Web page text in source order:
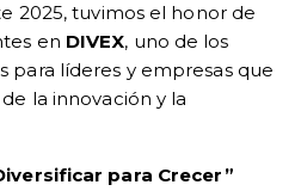
2025, tuvimos el honor de
en DIVEX, uno de los
para líderes y empresas que
la innovación y la
para Crecer”